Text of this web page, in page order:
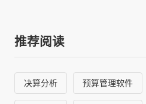
推荐阅读
决算分析 预算管理软件